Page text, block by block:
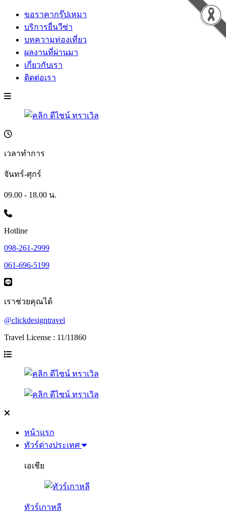
ขอราคากรุ๊ปเหมา
บริการยื่นวีซ่า
บทความท่องเที่ยว
ผลงานที่ผ่านมา
เกี่ยวกับเรา
ติดต่อเรา
เวลาทำการ
จันทร์-ศุกร์
09.00 - 18.00 น.
Hotline
098-261-2999
061-696-5199
เราช่วยคุณได้
@clickdesigntravel
Travel License : 11/11860
หน้าแรก
ทัวร์ต่างประเทศ
เอเชีย
ทัวร์เกาหลี